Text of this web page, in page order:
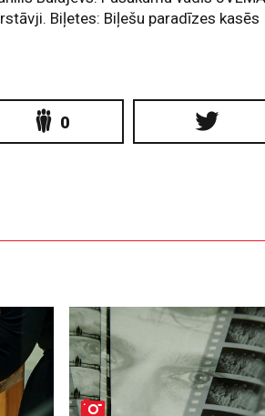
Biļetes: Biļešu paradīzes kasēs
0